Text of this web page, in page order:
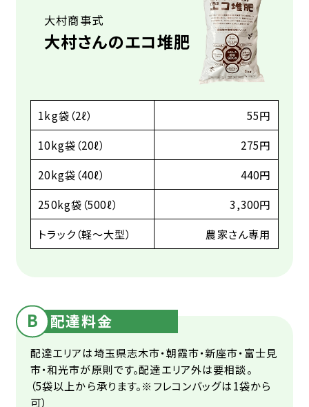
大村商事式
大村さんのエコ堆肥
1kg袋（2ℓ）
55円
10kg袋（20ℓ）
275円
20kg袋（40ℓ）
440円
250kg袋（500ℓ）
3,300円
トラック（軽～大型）
農家さん専用
B 配達料金
配達エリアは埼玉県志木市・朝霞市・新座市・富士見
市・和光市が原則です。配達エリア外は要相談。
（5袋以上から承ります。※フレコンバッグは1袋から
可）